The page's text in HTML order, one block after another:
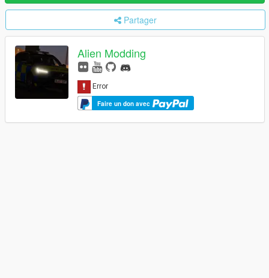
Partager
Alien Modding
Faire un don avec